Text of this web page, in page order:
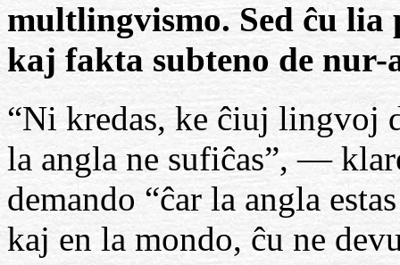
multlingvismo. Sed ĉu lia
kaj fakta subteno de nur-
“Ni kredas, ke ĉiuj lingvoj
la angla ne sufiĉas”, —
demando “ĉar la angla
kaj en la mondo, ĉu ne